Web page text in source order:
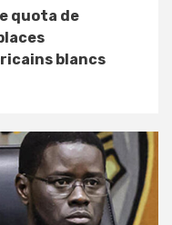
quota de
blancs